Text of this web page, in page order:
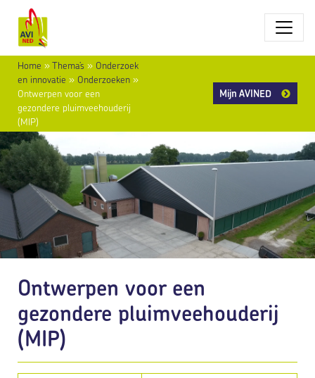
Home »Thema’s » Onderzoek
en innovatie » Onderzoeken »
Ontwerpen voor een
gezondere pluimveehouderij
(MIP)
Mijn AVINED
Ontwerpen voor een
gezondere pluimveehouderij
(MIP)